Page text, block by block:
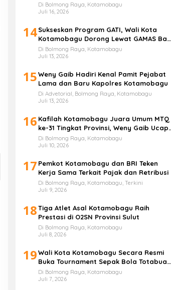
Di Bolmong Raya, Kotamobagu
Juli 16, 2026
14 Sukseskan Program GATI, Wali Kota
Kotamobagu Dorong Lewat GAMAS Bagi
Anak Sekolah
Di Bolmong Raya, Kotamobagu
Juli 13, 2026
15Weny Gaib Hadiri Kenal Pamit Pejabat
Lama dan Baru Kapolres Kotamobagu
Di Advetorial, Bolmong Raya, Kotamobagu
Juli 13, 2026
16 Kafilah Kotamobagu Juara Umum MTQ
ke-31 Tingkat Provinsi, Weny Gaib Ucap
Syukur
Di Bolmong Raya, Kotamobagu
Juli 10, 2026
17 Pemkot Kotamobagu dan BRI Teken
Kerja Sama Terkait Pajak dan Retribusi
Di Bolmong Raya, Kotamobagu, Terkini
Juli 9, 2026
18Tiga Atlet Asal Kotamobagu Raih
Prestasi di O2SN Provinsi Sulut
Di Bolmong Raya, Kotamobagu
Juli 8, 2026
19Wali Kota Kotamobagu Secara Resmi
Buka Tournament Sepak Bola Totabuan
Champion League
Di Bolmong Raya, Kotamobagu
Juli 7, 2026